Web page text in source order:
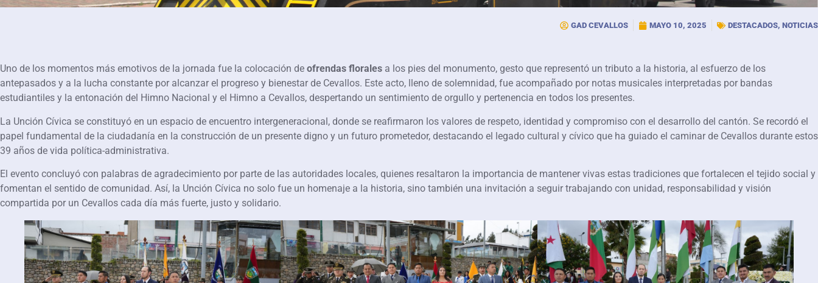
GAD CEVALLOS MAYO 10, 2025 DESTACADOS, NOTICIAS
Uno de los momentos más emotivos de la jornada fue la colocación de ofrendas florales a los pies del monumento, gesto que representó un tributo a la historia, al esfuerzo de los
antepasados y a la lucha constante por alcanzar el progreso y bienestar de Cevallos. Este acto, lleno de solemnidad, fue acompañado por notas musicales interpretadas por bandas
estudiantiles y la entonación del Himno Nacional y el Himno a Cevallos, despertando un sentimiento de orgullo y pertenencia en todos los presentes.
La Unción Cívica se constituyó en un espacio de encuentro intergeneracional, donde se reafirmaron los valores de respeto, identidad y compromiso con el desarrollo del cantón. Se recordó el
papel fundamental de la ciudadanía en la construcción de un presente digno y un futuro prometedor, destacando el legado cultural y cívico que ha guiado el caminar de Cevallos durante estos
39 años de vida política-administrativa.
El evento concluyó con palabras de agradecimiento por parte de las autoridades locales, quienes resaltaron la importancia de mantener vivas estas tradiciones que fortalecen el tejido social y
fomentan el sentido de comunidad. Así, la Unción Cívica no solo fue un homenaje a la historia, sino también una invitación a seguir trabajando con unidad, responsabilidad y visión
compartida por un Cevallos cada día más fuerte, justo y solidario.